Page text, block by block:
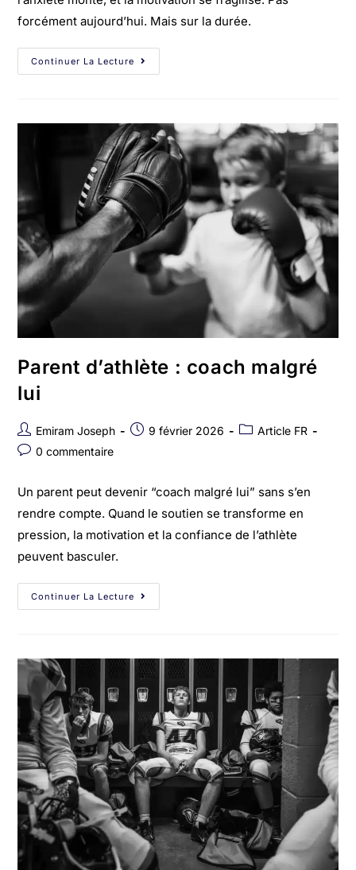
forcément aujourd’hui. Mais sur la durée.
Continuer La Lecture
Parent d’athlète : coach malgré
lui
Emiram Joseph 9 février 2026
Article FR
0 commentaire
Un parent peut devenir “coach malgré lui” sans s’en
rendre compte. Quand le soutien se transforme en
pression, la motivation et la confiance de l’athlète
peuvent basculer.
Continuer La Lecture